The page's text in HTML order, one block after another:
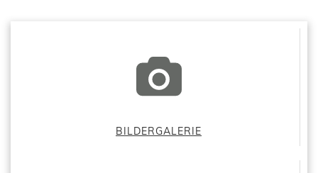
BILDERGALERIE